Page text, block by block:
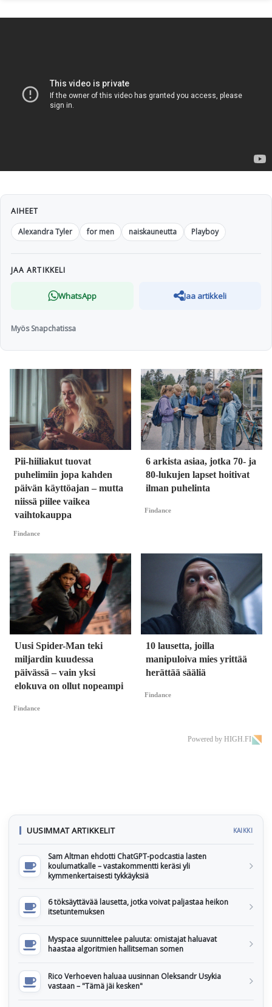
AIHEET
Alexandra Tyler
for men naiskauneutta Playboy
JAA ARTIKKELI
WhatsApp Jaa artikkeli
Myös Snapchatissa
Pii-hiiliakut tuovat
puhelimiin jopa kahden
päivän käyttöajan – mutta
niissä piilee vaikea
vaihtokauppa
Findance
6 arkista asiaa, jotka 70- ja
80-lukujen lapset hoitivat
ilman puhelinta
Findance
Uusi Spider-Man teki
miljardin kuudessa
päivässä – vain yksi
elokuva on ollut nopeampi
Findance
10 lausetta, joilla
manipuloiva mies yrittää
herättää sääliä
Findance
Powered by HIGH.FI
UUSIMMAT ARTIKKELIT KAIKKI
Sam Altman ehdotti ChatGPT-podcastia lasten
koulumatkalle – vastakommentti keräsi yli
kymmenkertaisesti tykkäyksiä
6 töksäyttävää lausetta, jotka voivat paljastaa heikon
itsetuntemuksen
Myspace suunnittelee paluuta: omistajat haluavat
haastaa algoritmien hallitseman somen
Rico Verhoeven haluaa uusinnan Oleksandr Usykia
vastaan – "Tämä jäi kesken"